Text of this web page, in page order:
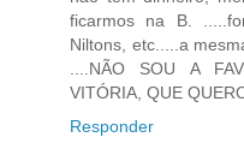
ficarmos na B.
Niltons, etc.....a
....NÃO SOU A
VITÓRIA, QUE
Responder